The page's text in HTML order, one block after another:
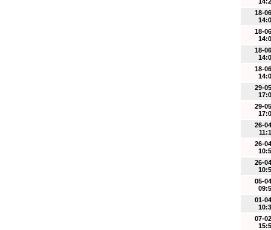
18-
18-
18-
18-
29-
29-
26-
26-
26-
05-
01-
07-